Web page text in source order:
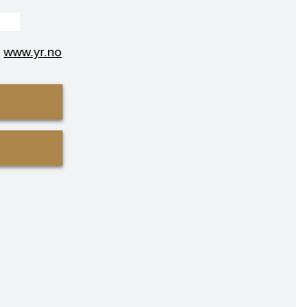
www.yr.no